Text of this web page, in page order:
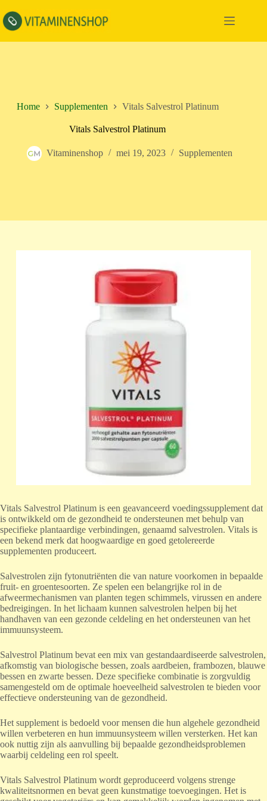
naar
de
Home Supplementen Vitals Salvestrol Platinum
Vitals Salvestrol Platinum
Vitaminenshop mei 19, 2023 Supplementen
Vitals Salvestrol Platinum is een geavanceerd voedingssupplement dat
is ontwikkeld om de gezondheid te ondersteunen met behulp van
specifieke plantaardige verbindingen, genaamd salvestrolen. Vitals is
een bekend merk dat hoogwaardige en goed getolereerde
supplementen produceert.
Salvestrolen zijn fytonutriënten die van nature voorkomen in bepaalde
fruit- en groentesoorten. Ze spelen een belangrijke rol in de
afweermechanismen van planten tegen schimmels, virussen en andere
bedreigingen. In het lichaam kunnen salvestrolen helpen bij het
handhaven van een gezonde celdeling en het ondersteunen van het
immuunsysteem.
Salvestrol Platinum bevat een mix van gestandaardiseerde salvestrolen,
afkomstig van biologische bessen, zoals aardbeien, frambozen, blauwe
bessen en zwarte bessen. Deze specifieke combinatie is zorgvuldig
samengesteld om de optimale hoeveelheid salvestrolen te bieden voor
effectieve ondersteuning van de gezondheid.
Het supplement is bedoeld voor mensen die hun algehele gezondheid
willen verbeteren en hun immuunsysteem willen versterken. Het kan
ook nuttig zijn als aanvulling bij bepaalde gezondheidsproblemen
waarbij celdeling een rol speelt.
Vitals Salvestrol Platinum wordt geproduceerd volgens strenge
kwaliteitsnormen en bevat geen kunstmatige toevoegingen. Het is